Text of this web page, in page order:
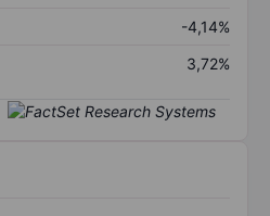
-4,14%
3,72%